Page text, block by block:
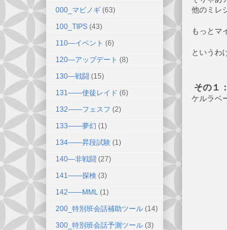
他のミレ
もっとマ
というわ
その１
ケルラベ
000_マビノギ (63)
100_TIPS (43)
110―イベント (6)
120―アップデート (8)
130―戦闘 (15)
131――使徒レイド (6)
132――フェスフ (2)
133――夢幻 (1)
134――昇段試験 (1)
140―非戦闘 (27)
141――探検 (3)
142――MML (1)
200_特別班会話補助ツール (14)
300_特別班会話予測ツール (3)